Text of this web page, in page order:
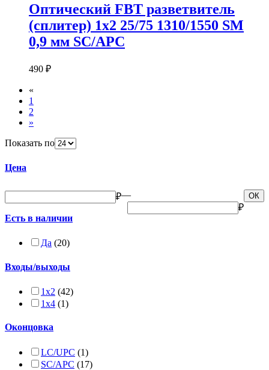
Оптический FBT разветвитель
(сплитер) 1x2 25/75 1310/1550 SM
0,9 мм SC/APC
490 ₽
«
1
2
»
Показать по
Цена
₽— ОК
₽
Есть в наличии
Да (20)
Входы/выходы
1x2 (42)
1x4 (1)
Оконцовка
LC/UPC (1)
SC/APC (17)